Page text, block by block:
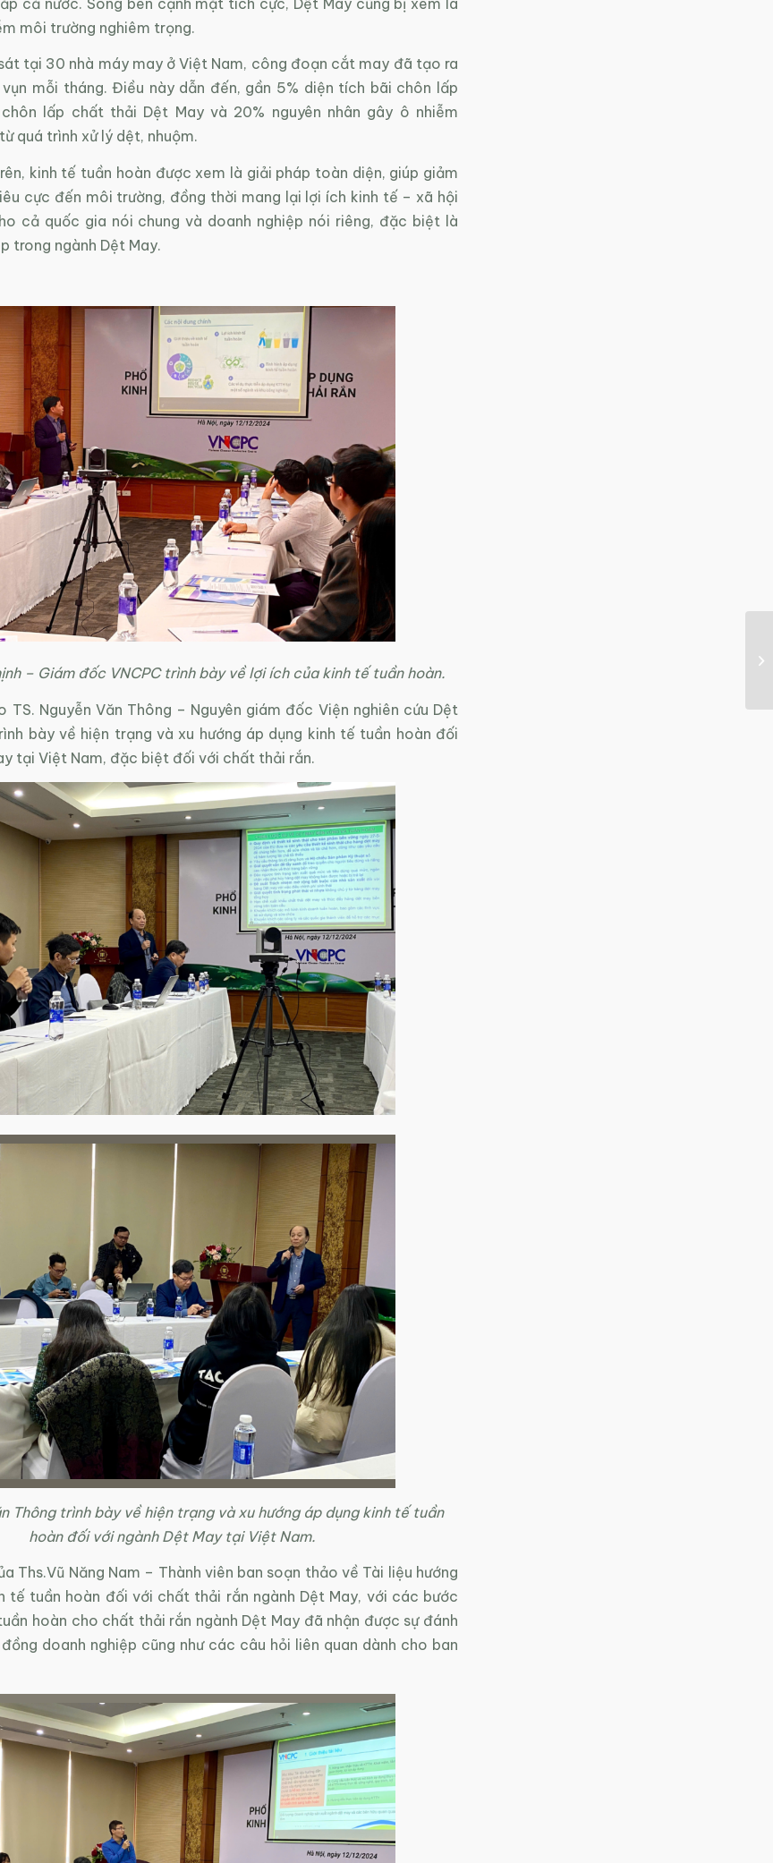
môi trường nghiêm trọng.
tại 30 nhà máy may ở Việt Nam, công đoạn cắt may đã tạo ra
mỗi tháng. Điều này dẫn đến, gần 5% diện tích bãi chôn lấp
lấp chất thải Dệt May và 20% nguyên nhân gây ô nhiễm
quá trình xử lý dệt, nhuộm.
kinh tế tuần hoàn được xem là giải pháp toàn diện, giúp giảm
cực đến môi trường, đồng thời mang lại lợi ích kinh tế – xã hội
cả quốc gia nói chung và doanh nghiệp nói riêng, đặc biệt là
trong ngành Dệt May.
– Giám đốc VNCPC trình bày về lợi ích của kinh tế tuần hoàn.
TS. Nguyễn Văn Thông – Nguyên giám đốc Viện nghiên cứu Dệt
bày về hiện trạng và xu hướng áp dụng kinh tế tuần hoàn đối
tại Việt Nam, đặc biệt đối với chất thải rắn.
Thông trình bày về hiện trạng và xu hướng áp dụng kinh tế tuần
hoàn đối với ngành Dệt May tại Việt Nam.
Ths.Vũ Năng Nam – Thành viên ban soạn thảo về Tài liệu hướng
tế tuần hoàn đối với chất thải rắn ngành Dệt May, với các bước
hoàn cho chất thải rắn ngành Dệt May đã nhận được sự đánh
doanh nghiệp cũng như các câu hỏi liên quan dành cho ban